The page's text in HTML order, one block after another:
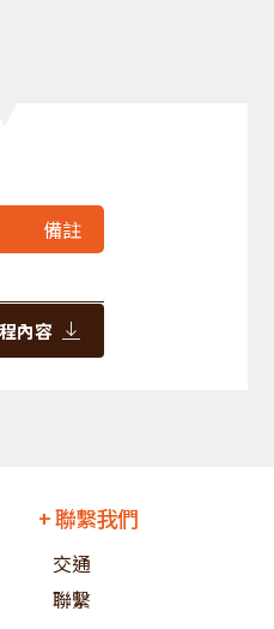
備註
內容
+ 聯繫我們
交通
聯繫